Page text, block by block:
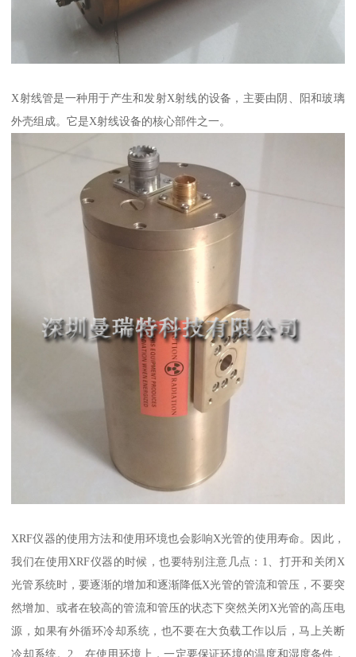
X射线管是一种用于产生和发射X射线的设备，主要由阴、阳和玻璃
外壳组成。它是X射线设备的核心部件之一。
XRF仪器的使用方法和使用环境也会影响X光管的使用寿命。因此，
我们在使用XRF仪器的时候，也要特别注意几点：1、打开和关闭X
光管系统时，要逐渐的增加和逐渐降低X光管的管流和管压，不要突
然增加、或者在较高的管流和管压的状态下突然关闭X光管的高压电
源，如果有外循环冷却系统，也不要在大负载工作以后，马上关断
冷却系统。2、在使用环境上，一定要保证环境的温度和湿度条件，